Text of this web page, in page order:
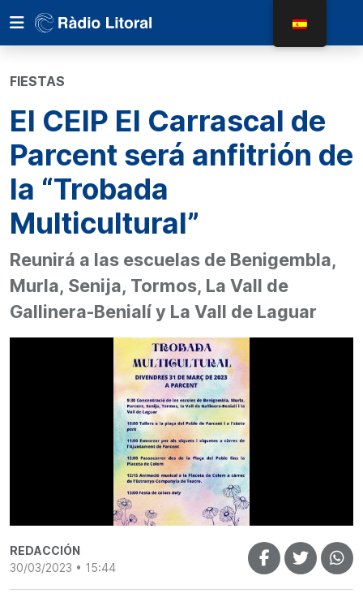
FIESTAS
El CEIP El Carrascal de
Parcent será anfitrión de
la “Trobada
Multicultural”
Reunirá a las escuelas de Benigembla,
Murla, Senija, Tormos, La Vall de
Gallinera-Benialí y La Vall de Laguar
REDACCIÓN
30/03/2023 • 15:44